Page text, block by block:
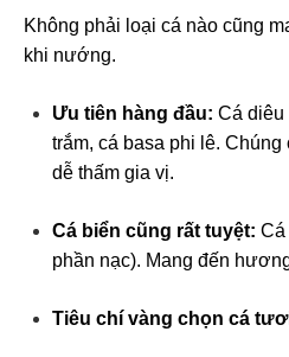
Không phải loại cá nào cũng
khi nướng.
Ưu tiên hàng đầu: Cá diêu
trắm, cá basa phi lê.
dễ thấm gia vị.
Cá biển cũng rất tuyệt: Cá
phần nạc). Mang đến
Tiêu chí vàng chọn cá